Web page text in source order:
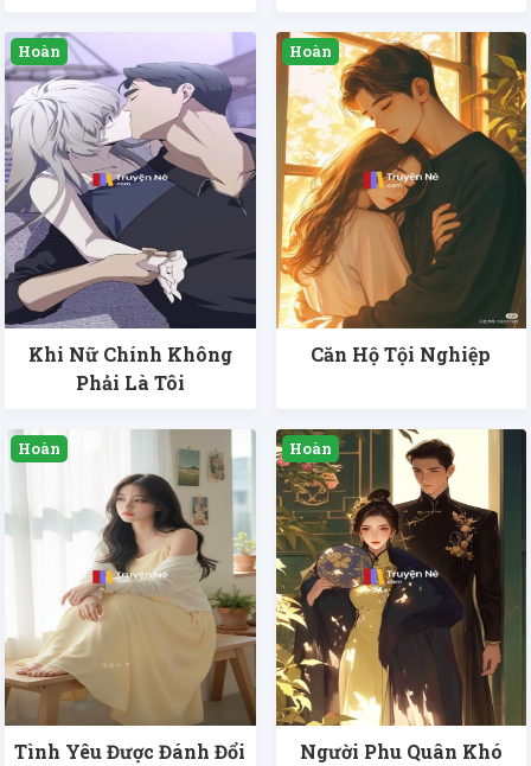
Khi Nữ Chính Không
Phải Là Tôi
Căn Hộ Tội Nghiệp
Tình Yêu Được Đánh Đổi
Người Phu Quân Khó